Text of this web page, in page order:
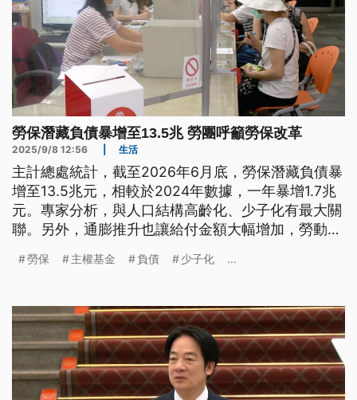
勞保潛藏負債暴增至13.5兆 勞團呼籲勞保改革
2025/9/8 12:56 生活
主計總處統計，截至2026年6月底，勞保潛藏負債暴
增至13.5兆元，相較於2024年數據，一年暴增1.7兆
元。專家分析，與人口結構高齡化、少子化有最大關
聯。另外，通膨推升也讓給付金額大幅增加，勞動團
勞保 主權基金 負債 少子化 ...